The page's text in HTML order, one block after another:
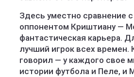
Здесь уместно сравнение
оппонентом Криштиану —
фантастическая карьера.
лучший игрок всех времен.
говорил — у каждого свое
истории футбола и Пеле, и